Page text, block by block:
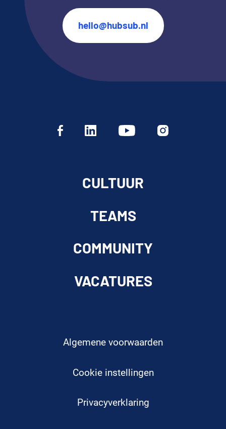
CULTUUR
TEAMS
COMMUNITY
VACATURES
Algemene voorwaarden
Cookie instellingen
Privacyverklaring
hello@hubsub.nl